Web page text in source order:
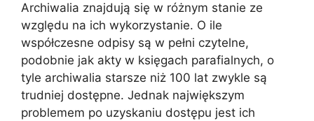
Archiwalia znajdują się w różnym stanie ze
względu na ich wykorzystanie. O ile
współczesne odpisy są w pełni czytelne,
podobnie jak akty w księgach parafialnych, o
tyle archiwalia starsze niż 100 lat zwykle są
trudniej dostępne. Jednak największym
problemem po uzyskaniu dostępu jest ich